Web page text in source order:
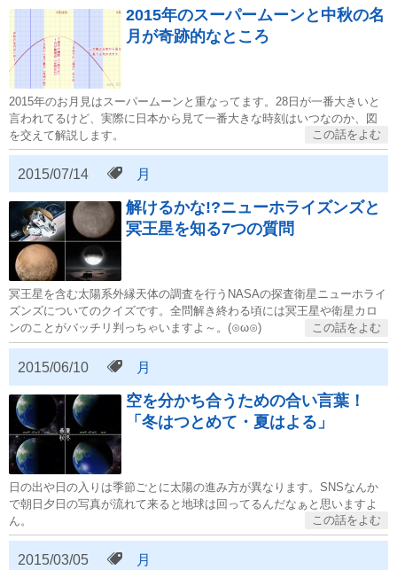
2015年のスーパームーンと中秋の名
月が奇跡的なところ
2015年のお月見はスーパームーンと重なってます。28日が一番大きいと
言われてるけど、実際に日本から見て一番大きな時刻はいつなのか、図
を交えて解説します。
2015/07/14 月
解けるかな!?ニューホライズンズと
冥王星を知る7つの質問
冥王星を含む太陽系外縁天体の調査を行うNASAの探査衛星ニューホライ
ズンズについてのクイズです。全問解き終わる頃には冥王星や衛星カロ
ンのことがバッチリ判っちゃいますよ～。(⊙ω⊙)
2015/06/10 月
空を分かち合うための合い言葉！
「冬はつとめて・夏はよる」
日の出や日の入りは季節ごとに太陽の進み方が異なります。SNSなんか
で朝日夕日の写真が流れて来ると地球は回ってるんだなぁと思いますよ
ん。
2015/03/05 月